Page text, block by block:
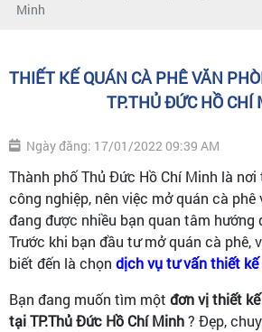
Minh
THIẾT KẾ QUÁN CÀ PHÊ VĂN
TP.THỦ ĐỨC HỒ CHÍ
Ngày đăng: 17/01/2022 09:39 AM
Thành phố Thủ Đức Hồ Chí Minh là
công nghiệp, nên việc mở quán cà phê
đang được nhiều bạn quan tâm hướng
Trước khi bạn đầu tư mở quán cà phê,
biết đến là chọn dịch vụ tư vấn thiết
Bạn đang muốn tìm một đơn vị thiết
tại TP.Thủ Đức Hồ Chí Minh? Đẹp,